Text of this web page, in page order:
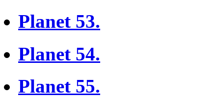
Planet 53.
Planet 54.
Planet 55.